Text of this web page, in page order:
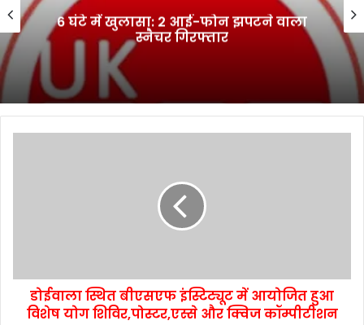
6 घंटे में खुलासा: 2 आई-फोन झपटने वाला
स्नैचर गिरफ्तार
डोईवाला स्थित बीएसएफ इंस्टिट्यूट में आयोजित हुआ
विशेष योग शिविर,पोस्टर,एस्से और क्विज कॉम्पीटीशन